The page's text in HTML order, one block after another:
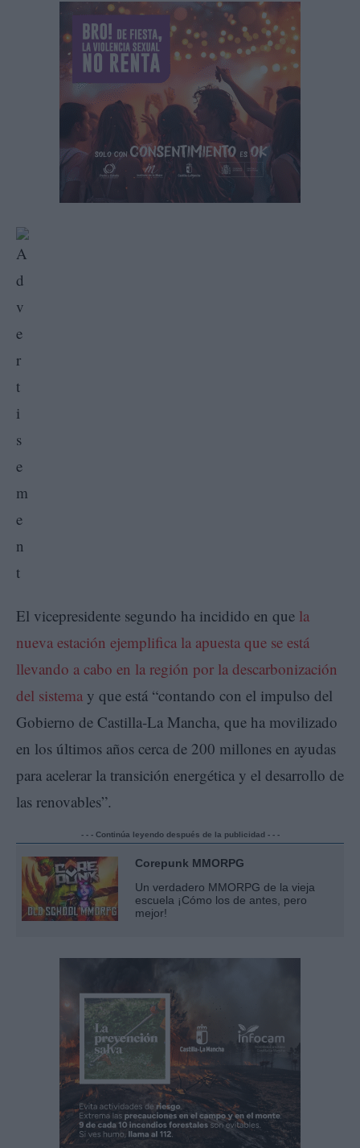
El vicepresidente segundo ha incidido en que la
nueva estación ejemplifica la apuesta que se está
llevando a cabo en la región por la descarbonización
del sistema y que está “contando con el impulso del
Gobierno de Castilla-La Mancha, que ha movilizado
en los últimos años cerca de 200 millones en ayudas
para acelerar la transición energética y el desarrollo de
las renovables”.
- - - Continúa leyendo después de la publicidad - - -
Corepunk MMORPG
Un verdadero MMORPG de la vieja
escuela ¡Cómo los de antes, pero
mejor!